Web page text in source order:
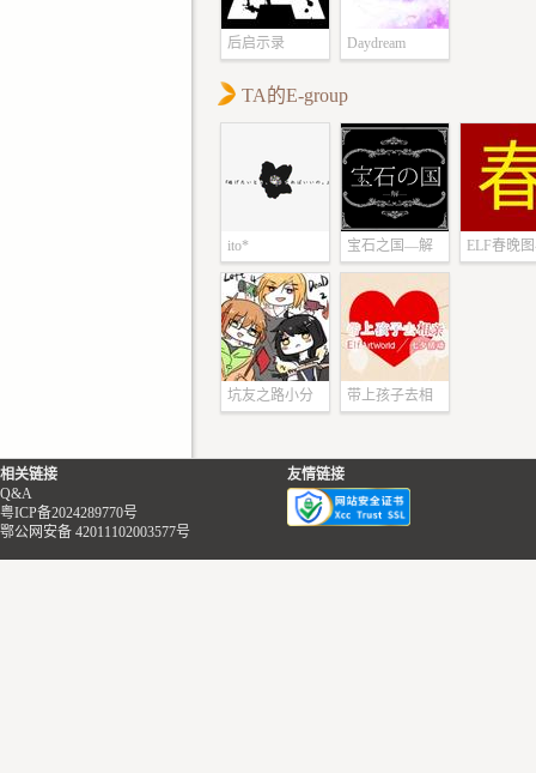
后启示录 Daydream
TA的E-group
ito*
宝石之国—解
—
ELF春晚
坑友之路小分
带上孩子去相
相关链接
Q&A
粤ICP备2024289770号
鄂公网安备 42011102003577号
友情链接